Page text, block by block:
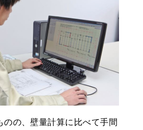
のの、壁量計算に比べて手間